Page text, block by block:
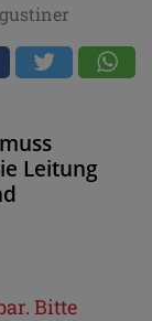
Leitung
Bitte